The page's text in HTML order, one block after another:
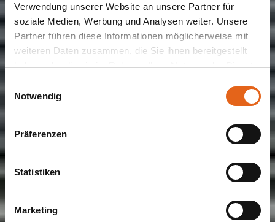
Verwendung unserer Website an unsere Partner für
soziale Medien, Werbung und Analysen weiter. Unsere
Partner führen diese Informationen möglicherweise mit
weiteren Daten zusammen, die Sie ihnen bereitgestellt
haben oder die sie im Rahmen Ihrer Nutzung der Dienste
Bitte beachten Sie, dass einige der Partner auch Daten in
Drittländer übermitteln können, in denen möglicherweise
ein anderes Datenschutzniveau besteht als in der EU.
Übereinstimmung mit den geltenden
Einwilligungsauswahl
Notwendig
Präferenzen
Statistiken
Marketing
BÜROGEBÄUDE | LAGERHALLE | BÜROGEBÄUDE MIT
PRODUKTIONS- ODER LAGERHALLE
Bleyl Immobilien
GmbH
Neubau einer Lagerhalle mit Bürotrakt